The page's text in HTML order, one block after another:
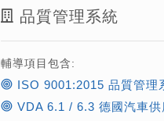
品質管理系統
輔導項目包含:
ISO 9001:2015 品質管理
VDA 6.1 / 6.3 德國汽車供